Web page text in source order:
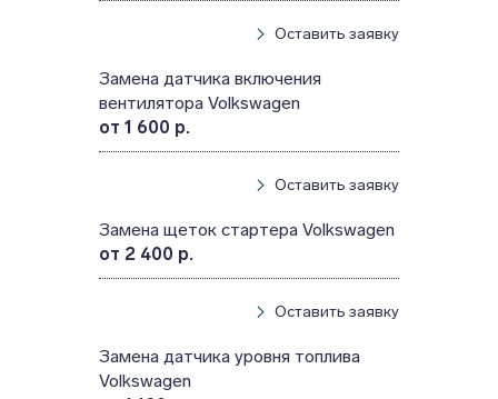
Оставить заявку
Замена датчика включения
вентилятора Volkswagen
от 1 600 р.
Оставить заявку
Замена щеток стартера Volkswagen
от 2 400 р.
Оставить заявку
Замена датчика уровня топлива
Volkswagen